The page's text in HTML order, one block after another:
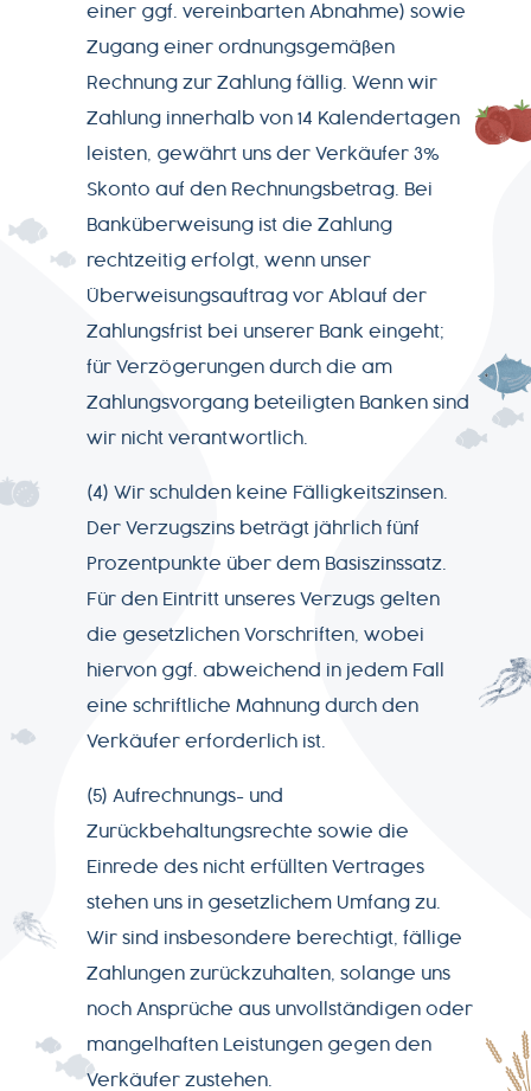
einer ggf. vereinbarten Abnahme) sowie
Zugang einer ordnungsgemäßen
Rechnung zur Zahlung fällig. Wenn wir
Zahlung innerhalb von 14 Kalendertagen
leisten, gewährt uns der Verkäufer 3%
Skonto auf den Rechnungsbetrag. Bei
Banküberweisung ist die Zahlung
rechtzeitig erfolgt, wenn unser
Überweisungsauftrag vor Ablauf der
Zahlungsfrist bei unserer Bank eingeht;
für Verzögerungen durch die am
Zahlungsvorgang beteiligten Banken sind
wir nicht verantwortlich.
(4) Wir schulden keine Fälligkeitszinsen.
Der Verzugszins beträgt jährlich fünf
Prozentpunkte über dem Basiszinssatz.
Für den Eintritt unseres Verzugs gelten
die gesetzlichen Vorschriften, wobei
hiervon ggf. abweichend in jedem Fall
eine schriftliche Mahnung durch den
Verkäufer erforderlich ist.
(5) Aufrechnungs- und
Zurückbehaltungsrechte sowie die
Einrede des nicht erfüllten Vertrages
stehen uns in gesetzlichem Umfang zu.
Wir sind insbesondere berechtigt, fällige
Zahlungen zurückzuhalten, solange uns
noch Ansprüche aus unvollständigen oder
mangelhaften Leistungen gegen den
Verkäufer zustehen.